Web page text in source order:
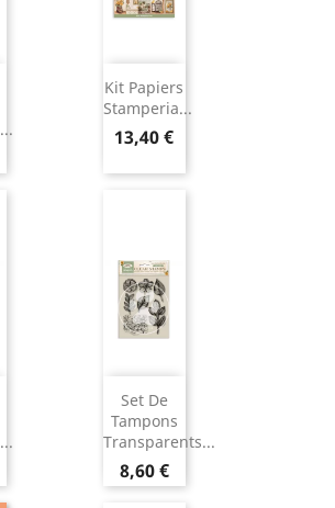
Kit Papiers
Stamperia...
13,40 €
Set De
Tampons
Transparents...
8,60 €